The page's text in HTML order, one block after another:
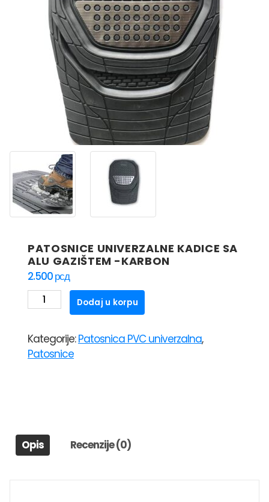
PATOSNICE UNIVERZALNE KADICE SA
ALU GAZIŠTEM -KARBON
2.500рсд
PATOSNICE
UNIVERZALNE
SA
ALU
Dodaj u korpu
Kategorije:Patosnica PVC univerzalna,
Patosnice
Opis Recenzije (0)